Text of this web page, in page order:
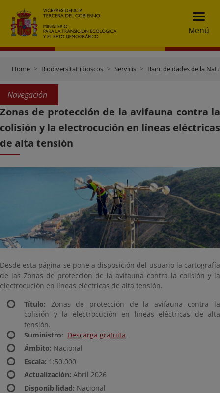
Menú
Home Biodiversitat i boscos Servicis Banc de dades de la
Navegación
Zonas de protección de la avifauna contra la
colisión y la electrocución en líneas eléctricas
de alta tensión
Desde esta página se pone a disposición del usuario la cartografía
de las Zonas de protección de la avifauna contra la colisión y la
electrocución en líneas eléctricas de alta tensión.
Título: Zonas de protección de la avifauna contra la
colisión y la electrocución en líneas eléctricas de alta
tensión.
Suministro: Descarga gratuita.
Ámbito: Nacional
Escala: 1:50.000
Actualización: Abril 2026
Disponibilidad: Nacional